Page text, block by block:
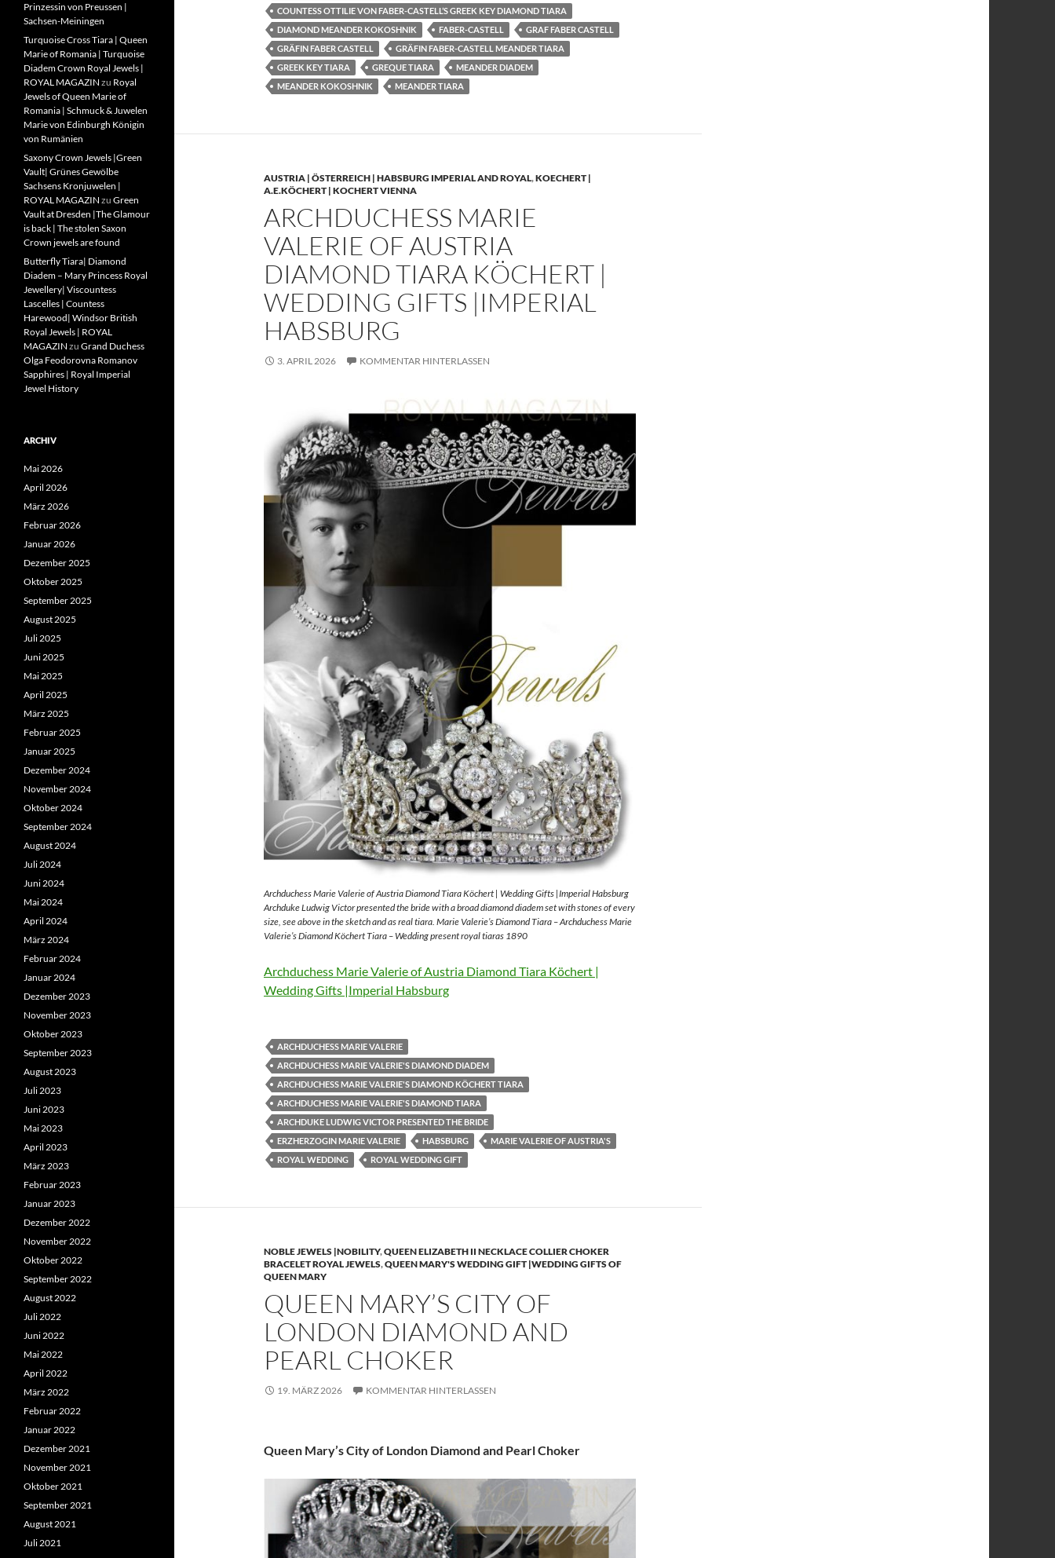
COUNTESS OTTILIE VON FABER-CASTELL’S GREEK KEY DIAMOND TIARA
DIAMOND MEANDER KOKOSHNIK
FABER-CASTELL
GRAF FABER CASTELL
GRÄFIN FABER CASTELL
GRÄFIN FABER-CASTELL MEANDER TIARA
GREEK KEY TIARA
GREQUE TIARA
MEANDER DIADEM
MEANDER KOKOSHNIK
MEANDER TIARA
AUSTRIA | ÖSTERREICH | HABSBURG IMPERIAL AND ROYAL,KOECHERT |
A.E.KÖCHERT | KOCHERT VIENNA
ARCHDUCHESS MARIE
VALERIE OF AUSTRIA
DIAMOND TIARA KÖCHERT |
WEDDING GIFTS |IMPERIAL
HABSBURG
3. APRIL 2026 KOMMENTAR HINTERLASSEN
Archduchess Marie Valerie of Austria Diamond Tiara Köchert | Wedding Gifts |Imperial Habsburg
Archduke Ludwig Victor presented the bride with a broad diamond diadem set with stones of every
size, see above in the sketch and as real tiara. Marie Valerie’s Diamond Tiara – Archduchess Marie
Valerie’s Diamond Köchert Tiara – Wedding present royal tiaras 1890
Archduchess Marie Valerie of Austria Diamond Tiara Köchert |
Wedding Gifts |Imperial Habsburg
ARCHDUCHESS MARIE VALERIE
ARCHDUCHESS MARIE VALERIE'S DIAMOND DIADEM
ARCHDUCHESS MARIE VALERIE'S DIAMOND KÖCHERT TIARA
ARCHDUCHESS MARIE VALERIE'S DIAMOND TIARA
ARCHDUKE LUDWIG VICTOR PRESENTED THE BRIDE
ERZHERZOGIN MARIE VALERIE
HABSBURG
MARIE VALERIE OF AUSTRIA'S
ROYAL WEDDING
ROYAL WEDDING GIFT
NOBLE JEWELS |NOBILITY,QUEEN ELIZABETH II NECKLACE COLLIER CHOKER
BRACELET ROYAL JEWELS,QUEEN MARY'S WEDDING GIFT |WEDDING GIFTS OF
QUEEN MARY
QUEEN MARY’S CITY OF
LONDON DIAMOND AND
PEARL CHOKER
19. MÄRZ 2026 KOMMENTAR HINTERLASSEN
Queen Mary’s City of London Diamond and Pearl Choker
Prinzessin von Preussen |
Sachsen-Meiningen
Turquoise Cross Tiara | Queen
Marie of Romania | Turquoise
Diadem Crown Royal Jewels |
ROYAL MAGAZIN zu Royal
Jewels of Queen Marie of
Romania | Schmuck & Juwelen
Marie von Edinburgh Königin
von Rumänien
Saxony Crown Jewels |Green
Vault| Grünes Gewölbe
Sachsens Kronjuwelen |
ROYAL MAGAZIN zu Green
Vault at Dresden |The Glamour
is back | The stolen Saxon
Crown jewels are found
Butterfly Tiara| Diamond
Diadem – Mary Princess Royal
Jewellery| Viscountess
Lascelles | Countess
Harewood| Windsor British
Royal Jewels | ROYAL
MAGAZIN zu Grand Duchess
Olga Feodorovna Romanov
Sapphires | Royal Imperial
Jewel History
ARCHIV
Mai 2026
April 2026
März 2026
Februar 2026
Januar 2026
Dezember 2025
Oktober 2025
September 2025
August 2025
Juli 2025
Juni 2025
Mai 2025
April 2025
März 2025
Februar 2025
Januar 2025
Dezember 2024
November 2024
Oktober 2024
September 2024
August 2024
Juli 2024
Juni 2024
Mai 2024
April 2024
März 2024
Februar 2024
Januar 2024
Dezember 2023
November 2023
Oktober 2023
September 2023
August 2023
Juli 2023
Juni 2023
Mai 2023
April 2023
März 2023
Februar 2023
Januar 2023
Dezember 2022
November 2022
Oktober 2022
September 2022
August 2022
Juli 2022
Juni 2022
Mai 2022
April 2022
März 2022
Februar 2022
Januar 2022
Dezember 2021
November 2021
Oktober 2021
September 2021
August 2021
Juli 2021